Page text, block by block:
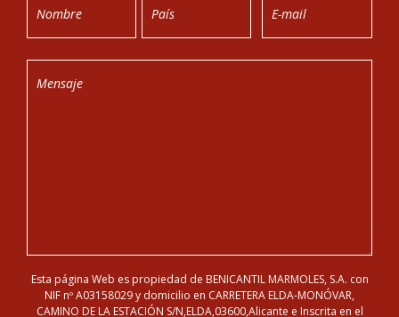
Esta página Web es propiedad de BENICANTIL MARMOLES, S.A. con
NIF nº A03158029 y domicilio en CARRETERA ELDA-MONÓVAR,
CAMINO DE LA ESTACIÓN S/N,ELDA,03600,Alicante e Inscrita en el